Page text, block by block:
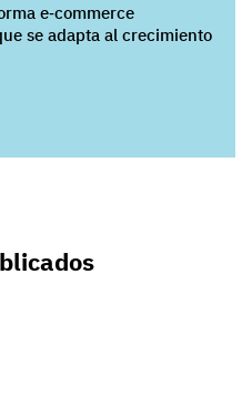
e‑commerce
se adapta al crecimiento